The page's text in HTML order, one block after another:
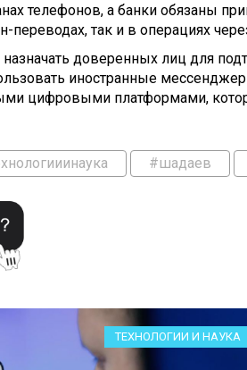
телефонов, а банки обязаны
переводах, так и в операциях
доверенных лиц для
иностранные
цифровыми платформами,
#шадаев
ТЕХНОЛОГИИ И НАУКА